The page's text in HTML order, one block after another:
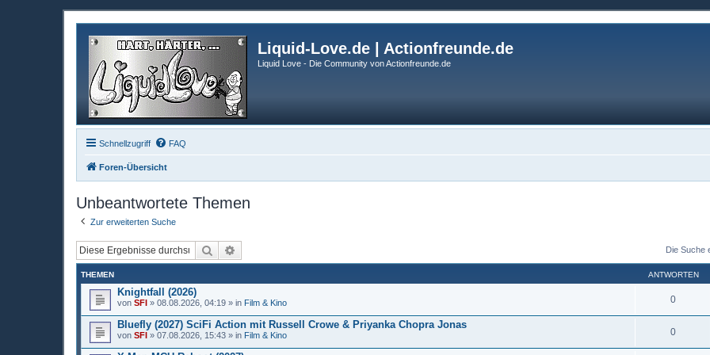
Liquid-Love.de | Actionfreunde.de
Liquid Love - Die Community von Actionfreunde.de
Schnellzugriff FAQ
Foren-Übersicht
Unbeantwortete Themen
Zur erweiterten Suche
Suche Die Suche
THEMEN ANTWORTEN
Knightfall (2026)
von SFI » 08.08.2026, 04:19 » in Film & Kino 0
Bluefly (2027) SciFi Action mit Russell Crowe & Priyanka Chopra Jonas
von SFI » 07.08.2026, 15:43 » in Film & Kino 0